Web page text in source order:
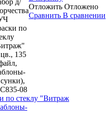
по
135
08
Отложить Отложено
Сравнить В сравнении
по стеклу "Витраж